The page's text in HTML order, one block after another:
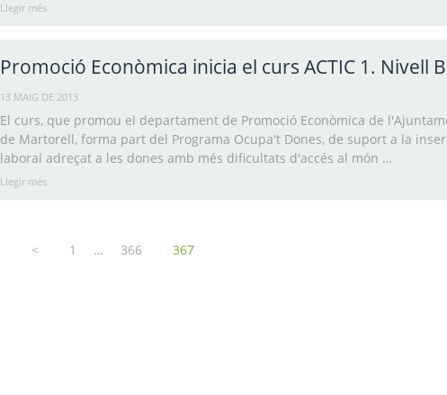
Llegir més
Promoció Econòmica inicia el curs ACTIC 1. Nivell
13 MAIG DE 2013
El curs, que promou el departament de Promoció Econòmica de
de Martorell, forma part del Programa Ocupa't Dones, de suport a la
laboral adreçat a les dones amb més dificultats d'accés al món …
Llegir més
< 1 … 366 367